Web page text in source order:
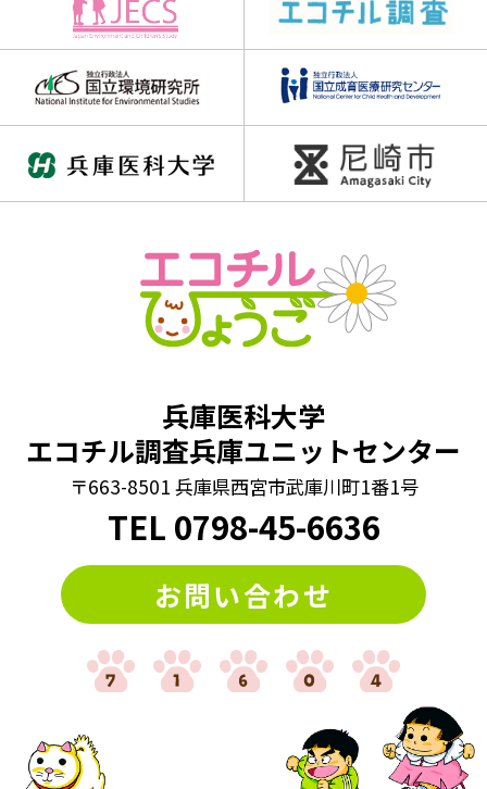
#クロスワード
#チャレンジGO
#チャレンジゴー
#ブロック当て
#三文字熟語
#三文字熟語クイズ
#並べかえクイズ
#並べ替えクイズ
#乳歯調査
#仲間はずれクイズ
#動画
#同じイラスト探し
#同じ数字探し
#学童期検査
#対義語クイズ
#文字並べ替えクイズ
#法則クイズ
#漢字間違いさがし
#漢字間違い探し
#熟語クイズ
#穴埋めクイズ
#間違い探し
兵庫医科大学
エコチル調査兵庫ユニットセンター
〒663-8501 兵庫県西宮市武庫川町1番1号
TEL 0798-45-6636
お問い合わせ